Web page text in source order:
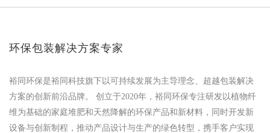
环保包装解决方案专家
裕同环保是裕同科技旗下以可持续发展为主导理念、超越包装解决
方案的创新前沿品牌。 创立于2020年，裕同环保专注研发以植物纤
维为基础的家庭堆肥和天然降解的环保产品和新材料，同时开发新
设备与创新制程，推动产品设计与生产的绿色转型，携手客户实现